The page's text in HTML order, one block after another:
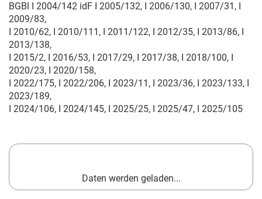
BGBl I 2004/142 idF I 2005/132, I 2006/130, I 2007/31 ,
2009/83,
I 2010/62, I 2010/111 , I 2011/122, I 2012/35, I 2013/86,
2013/138,
I 2015/2,
I 2016/53, I 2017/29, I 2017/38, I 2018/100,
2020/23, I 2020/158,
I 2022/175, I 2022/206, I 2023/11 , I 2023/36, I 2023/133,
2023/189,
I 2024/106, I 2024/145, I 2025/25, I 2025/47, I 2025/105
Daten werden geladen...